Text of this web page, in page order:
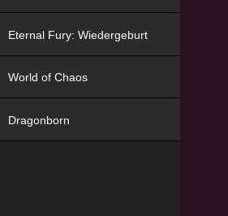
Eternal Fury: Wiedergeburt
World of Chaos
Dragonborn